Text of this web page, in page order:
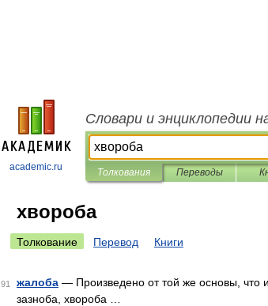
academic.ru
Словари и энциклопедии
Толкования Переводы
хвороба
Толкование Перевод Книги
91 жалоба — Произведено от той же основы, что
зазноба, хвороба …